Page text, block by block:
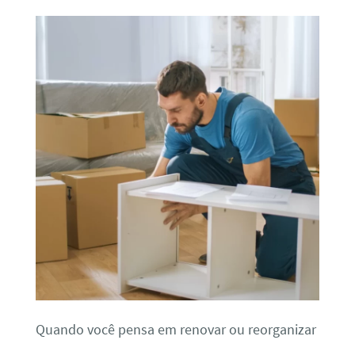
Quando você pensa em renovar ou reorganizar